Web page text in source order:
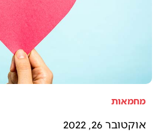
מחמאות
אוקטובר 26, 2022